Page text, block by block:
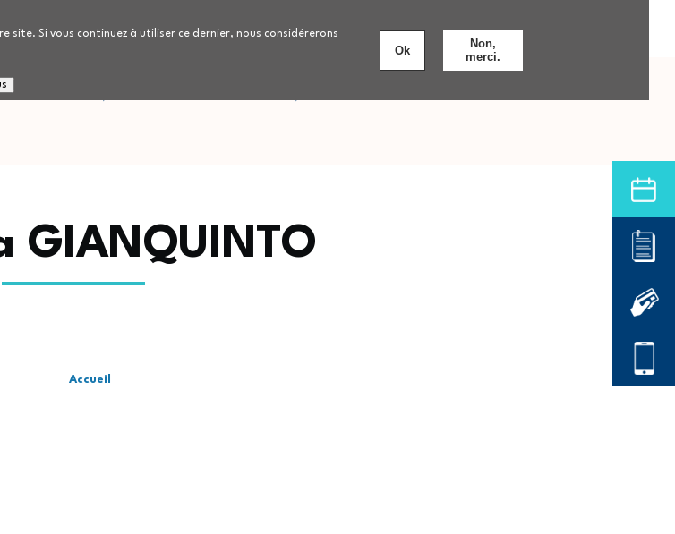
site. Si vous continuez à utiliser ce dernier, nous considérerons
Ok
Non,
merci.
8 établissements
rejoindre
GIANQUINTO
Accueil